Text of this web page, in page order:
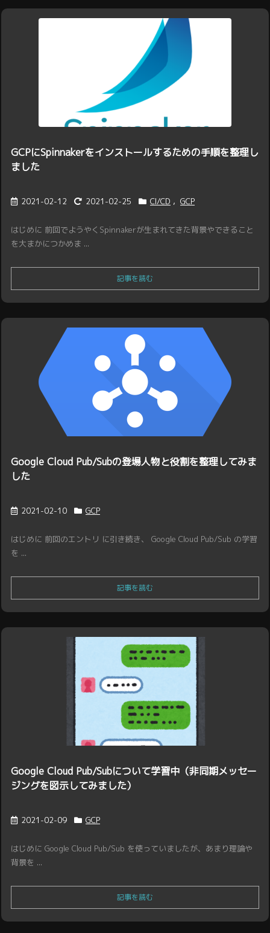
GCPにSpinnakerをインストールするための手順を整理し
ました
2021-02-12 2021-02-25 CI/CD , GCP
はじめに 前回でようやくSpinnakerが生まれてきた背景やできること
を大まかにつかめま ...
記事を読む
Google Cloud Pub/Subの登場人物と役割を整理してみま
した
2021-02-10 GCP
はじめに 前回のエントリ に引き続き、 Google Cloud Pub/Sub の学習
を ...
記事を読む
Google Cloud Pub/Subについて学習中（非同期メッセー
ジングを図示してみました）
2021-02-09 GCP
はじめに Google Cloud Pub/Sub を使っていましたが、あまり理論や
背景を ...
記事を読む